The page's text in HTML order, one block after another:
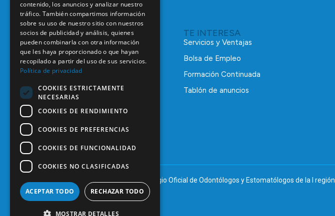
C/ Mauricio Legendre, 38
28046 Madrid
91 561 29 05
informacion@coem.org.es
TE INTERESA
Servicios y Ventajas
Bolsa de Empleo
Formación Continuada
Tablón de anuncios
© 2025 – COEM – Colegio Oficial de Odontólogos y Estomatólogos de la I región
contenido, los anuncios y analizar nuestro
tráfico. También compartimos información
sobre su uso de nuestro sitio con nuestros
socios de publicidad y análisis, quienes
pueden combinarla con otra información
que les haya proporcionado o que hayan
recopilado a partir del uso de sus servicios.
Política de privacidad
COOKIES ESTRICTAMENTE
NECESARIAS
COOKIES DE RENDIMIENTO
COOKIES DE PREFERENCIAS
COOKIES DE FUNCIONALIDAD
COOKIES NO CLASIFICADAS
ACEPTAR TODO RECHAZAR TODO
MOSTRAR DETALLES